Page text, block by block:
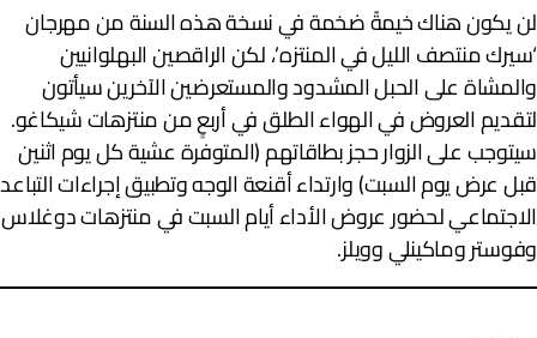
يكون هناك خيمةً ضخمة في نسخة هذه السنة من مهرجان
منتصف الليل في المنتزه’، لكن الراقصين البهلوانيين
على الحبل المشدود والمستعرضين الآخرين سيأتون
العروض في الهواء الطلق في أربعٍ من منتزهات شيكاغو.
على الزوار حجز بطاقاتهم (المتوفرة عشية كل يوم اثنين
عرض يوم السبت) وارتداء أقنعة الوجه وتطبيق إجراءات التباعد
لحضور عروض الأداء أيام السبت في منتزهات دوغلاس
وماكينلي وويلز.